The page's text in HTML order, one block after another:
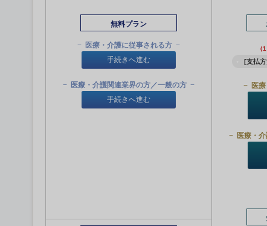
無料プラン
医療・介護に従事される方
手続きへ進む
医療・介護関連業界の方／一般の方
手続きへ進む
（
[支払
医
医療・